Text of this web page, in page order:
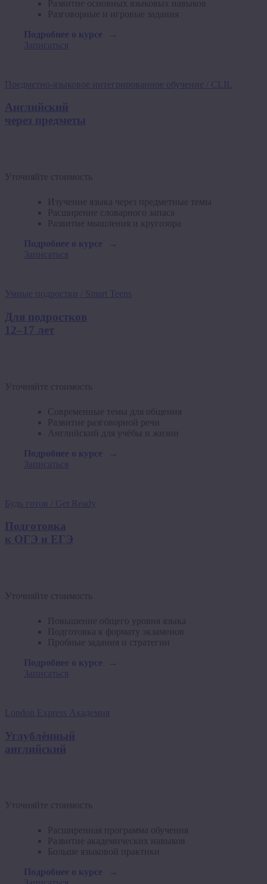
Развитие основных языковых навыков
Разговорные и игровые задания
Подробнее о курсе
Записаться
Предметно-языковое интегрированное обучение / CLIL
Английский
через предметы
Уточняйте стоимость
Изучение языка через предметные темы
Расширение словарного запаса
Развитие мышления и кругозора
Подробнее о курсе
Записаться
Умные подростки / Smart Teens
Для подростков
12–17 лет
Уточняйте стоимость
Современные темы для общения
Развитие разговорной речи
Английский для учёбы и жизни
Подробнее о курсе
Записаться
Будь готов / Get Ready
Подготовка
к ОГЭ и ЕГЭ
Уточняйте стоимость
Повышение общего уровня языка
Подготовка к формату экзаменов
Пробные задания и стратегии
Подробнее о курсе
Записаться
London Express Академия
Углублённый
английский
Уточняйте стоимость
Расширенная программа обучения
Развитие академических навыков
Больше языковой практики
Подробнее о курсе